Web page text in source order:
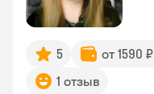
5 от 1590
1 отзыв